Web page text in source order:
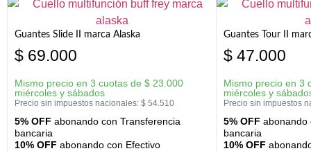
Guantes Slide II marca Alaska
$ 69.000
Mismo precio en 3 cuotas de $ 23.000
miércoles y sábados
Precio sin impuestos nacionales: $ 54.510
5% OFF abonando con Transferencia
bancaria
10% OFF abonando con Efectivo
Guantes Tour II
$ 47.000
Mismo precio en 3
miércoles y
Precio sin impuestos
5% OFF abonando
bancaria
10% OFF